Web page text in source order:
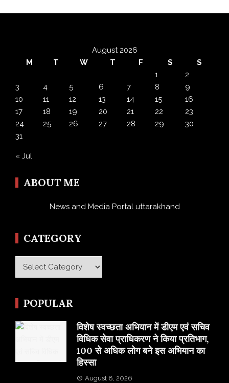
August 2026
M
T W T F S
S
1
2
3
4 5 6 7 8
9
10
11 12 13 14 15
16
17
18 19 20 21 22
23
24
25 26 27 28 29
30
31
« Jul
ABOUT ME
News and Media Portal uttarakhand
CATEGORY
Category
POPULAR
विशेष स्वच्छता अभियान में डीएम एवं सचिव
विधिक सेवा प्राधिकरण ने किया प्रतिभाग,
100 से अधिक लोग बने इस अभियान का
हिस्सा
August 8, 2026